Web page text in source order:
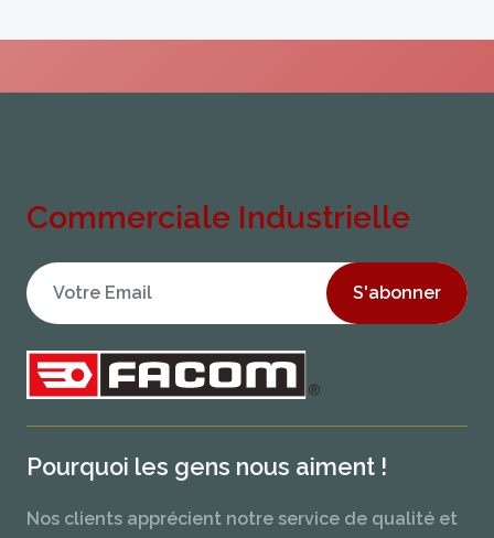
Commerciale Industrielle
S'abonner
Pourquoi les gens nous aiment !
Nos clients apprécient notre service de qualité et